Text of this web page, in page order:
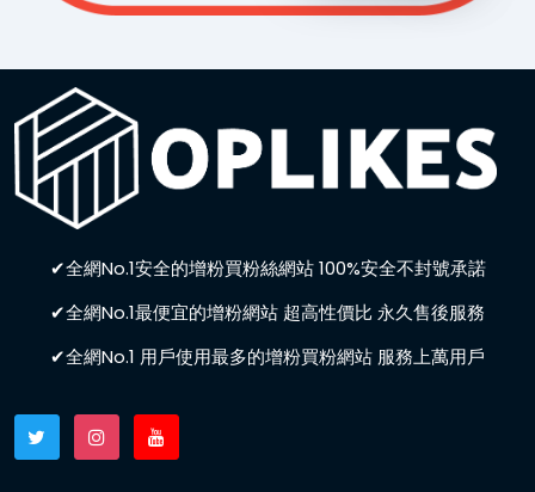
✔全網No.1安全的增粉買粉絲網站 100%安全不封號承諾
✔全網No.1最便宜的增粉網站 超高性價比 永久售後服務
✔全網No.1 用戶使用最多的增粉買粉網站 服務上萬用戶